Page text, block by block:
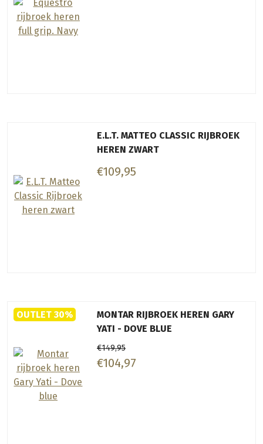
E.L.T. MATTEO CLASSIC RIJBROEK
HEREN ZWART
€109,95
OUTLET 30%
MONTAR RIJBROEK HEREN GARY
YATI - DOVE BLUE
€149,95
€104,97